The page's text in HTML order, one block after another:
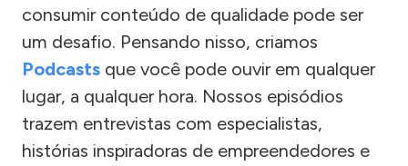
consumir conteúdo de qualidade pode ser
um desafio. Pensando nisso, criamos
Podcasts que você pode ouvir em qualquer
lugar, a qualquer hora. Nossos episódios
trazem entrevistas com especialistas,
histórias inspiradoras de empreendedores e